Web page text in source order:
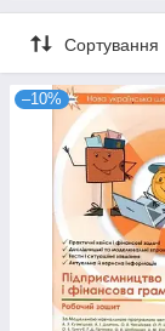
Сортування
–10%